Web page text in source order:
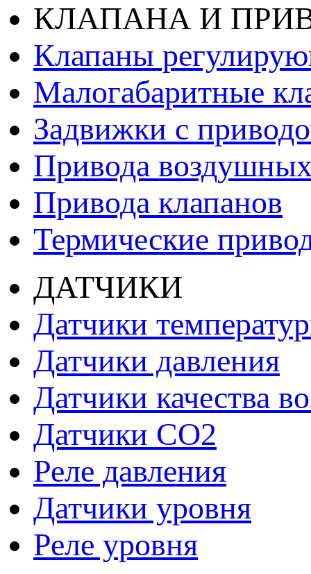
КЛАПАНА И
Клапаны
Малогабаритные
Задвижки с
Привода
Привода клапанов
Термические
ДАТЧИКИ
Датчики
Датчики давления
Датчики качества
Датчики СО2
Реле давления
Датчики уровня
Реле уровня